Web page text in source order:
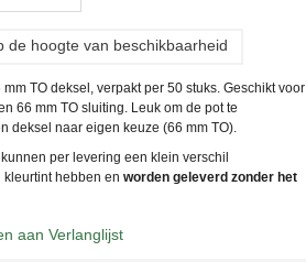
de hoogte van beschikbaarheid
TO deksel, verpakt per 50 stuks. Geschikt voor
66 mm TO sluiting. Leuk om de pot te
deksel naar eigen keuze (66 mm TO).
per levering een klein verschil
hebben en worden geleverd zonder het
aan Verlanglijst